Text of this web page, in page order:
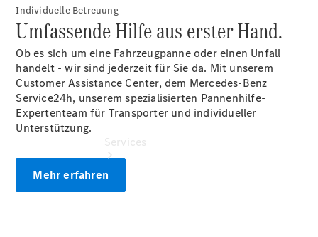
Individuelle Betreuung
Umfassende Hilfe aus erster Hand.
Ob es sich um eine Fahrzeugpanne oder einen Unfall
handelt - wir sind jederzeit für Sie da. Mit unserem
Customer Assistance Center, dem Mercedes-Benz
Service24h, unserem spezialisierten Pannenhilfe-
Expertenteam für Transporter und individueller
Unterstützung.
Mehr erfahren